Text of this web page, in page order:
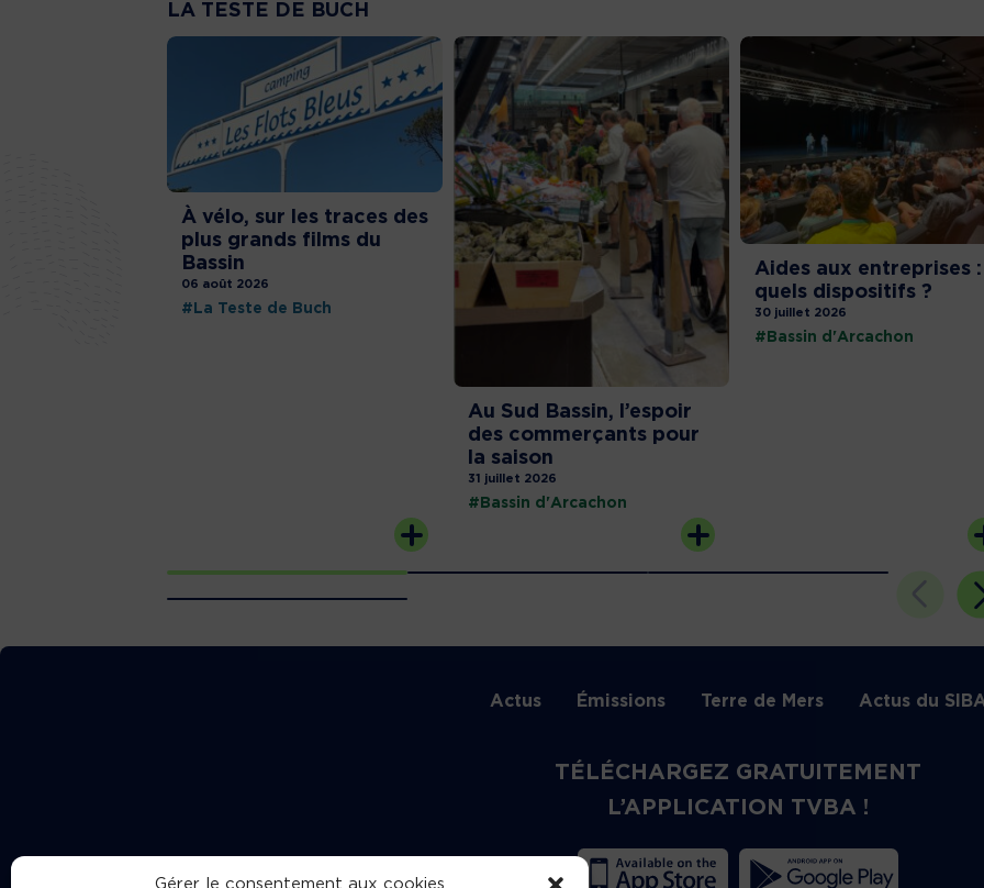
Gérer le consentement aux cookies
LA TESTE DE BUCH
À vélo, sur les traces des
plus grands films du
Bassin
06 août 2026
#La Teste de Buch
Au Sud Bassin, l’espoir
des commerçants pour
la saison
31 juillet 2026
#Bassin d'Arcachon
Aides aux entreprises :
quels dispositifs ?
30 juillet 2026
#Bassin d'Arcachon
Actus Émissions Terre de Mers Actus du
TÉLÉCHARGEZ GRATUITEMENT
L’APPLICATION TVBA !